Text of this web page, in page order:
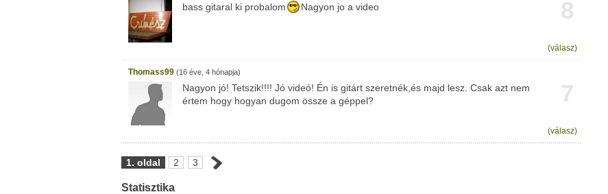
8
bass gitaral ki probalom Nagyon jo a video
(válasz)
Thomass99 (16 éve, 4 hónapja)
7
Nagyon jó! Tetszik!!!! Jó videó! Én is gitárt szeretnék,és majd lesz. Csak azt nem
értem hogy hogyan dugom össze a géppel?
(válasz)
1. oldal 2 3
Statisztika